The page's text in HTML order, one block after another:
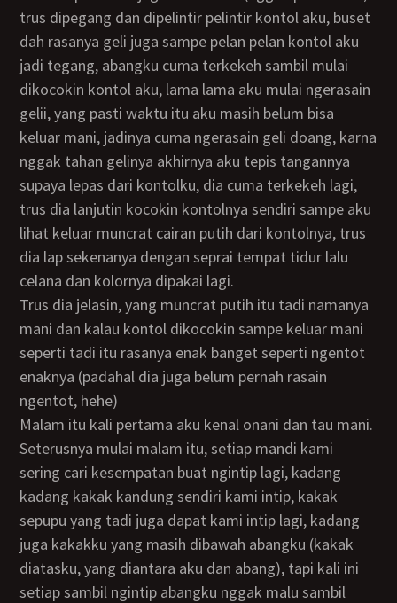
trus dipegang dan dipelintir pelintir kontol aku, buset
dah rasanya geli juga sampe pelan pelan kontol aku
jadi tegang, abangku cuma terkekeh sambil mulai
dikocokin kontol aku, lama lama aku mulai ngerasain
gelii, yang pasti waktu itu aku masih belum bisa
keluar mani, jadinya cuma ngerasain geli doang, karna
nggak tahan gelinya akhirnya aku tepis tangannya
supaya lepas dari kontolku, dia cuma terkekeh lagi,
trus dia lanjutin kocokin kontolnya sendiri sampe aku
lihat keluar muncrat cairan putih dari kontolnya, trus
dia lap sekenanya dengan seprai tempat tidur lalu
celana dan kolornya dipakai lagi.
Trus dia jelasin, yang muncrat putih itu tadi namanya
mani dan kalau kontol dikocokin sampe keluar mani
seperti tadi itu rasanya enak banget seperti ngentot
enaknya (padahal dia juga belum pernah rasain
ngentot, hehe)
Malam itu kali pertama aku kenal onani dan tau mani.
Seterusnya mulai malam itu, setiap mandi kami
sering cari kesempatan buat ngintip lagi, kadang
kadang kakak kandung sendiri kami intip, kakak
sepupu yang tadi juga dapat kami intip lagi, kadang
juga kakakku yang masih dibawah abangku (kakak
diatasku, yang diantara aku dan abang), tapi kali ini
setiap sambil ngintip abangku nggak malu sambil